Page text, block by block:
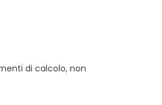
di calcolo, non